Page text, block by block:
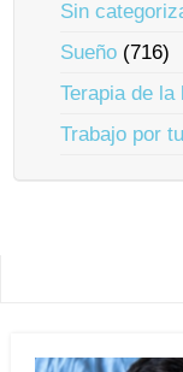
Sin
Sueño (716)
Terapia de la
Trabajo por